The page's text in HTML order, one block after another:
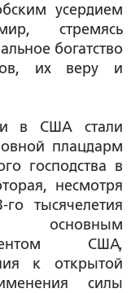
усердием
стремясь
богатство
их веру и
в США стали
плацдарм
господства в
несмотря
тысячелетия
основным
США,
к открытой
силы